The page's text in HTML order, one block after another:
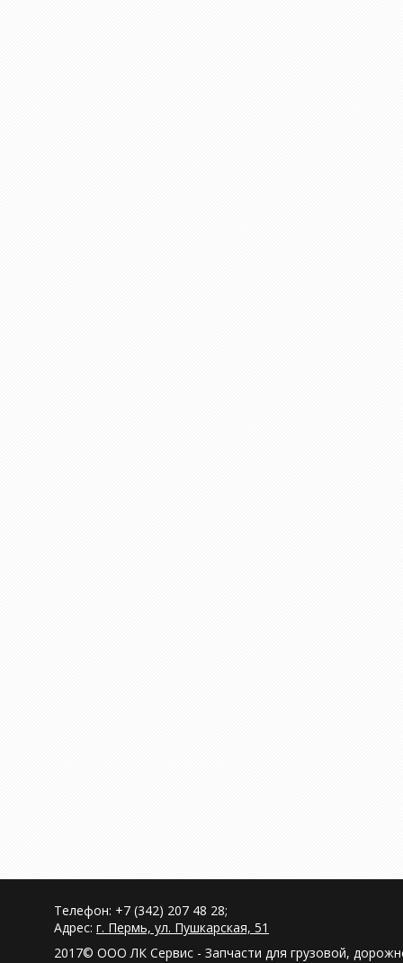
Телефон: +7 (342) 207 48 28;
Адрес: г. Пермь, ул. Пушкарская, 51
2017© ООО ЛК Сервис - Запчасти для грузовой,